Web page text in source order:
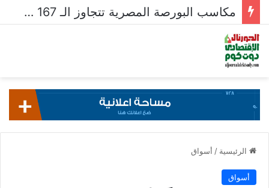
مكاسب البورصة المصرية تتجاوز الـ 167 مليار جنيه خلال أسبوع
الرئيسية / أسواق
أسواق